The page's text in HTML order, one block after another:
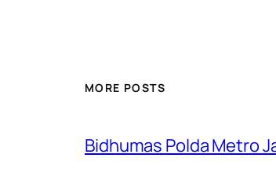
MORE POSTS
Bidhumas Polda Metro